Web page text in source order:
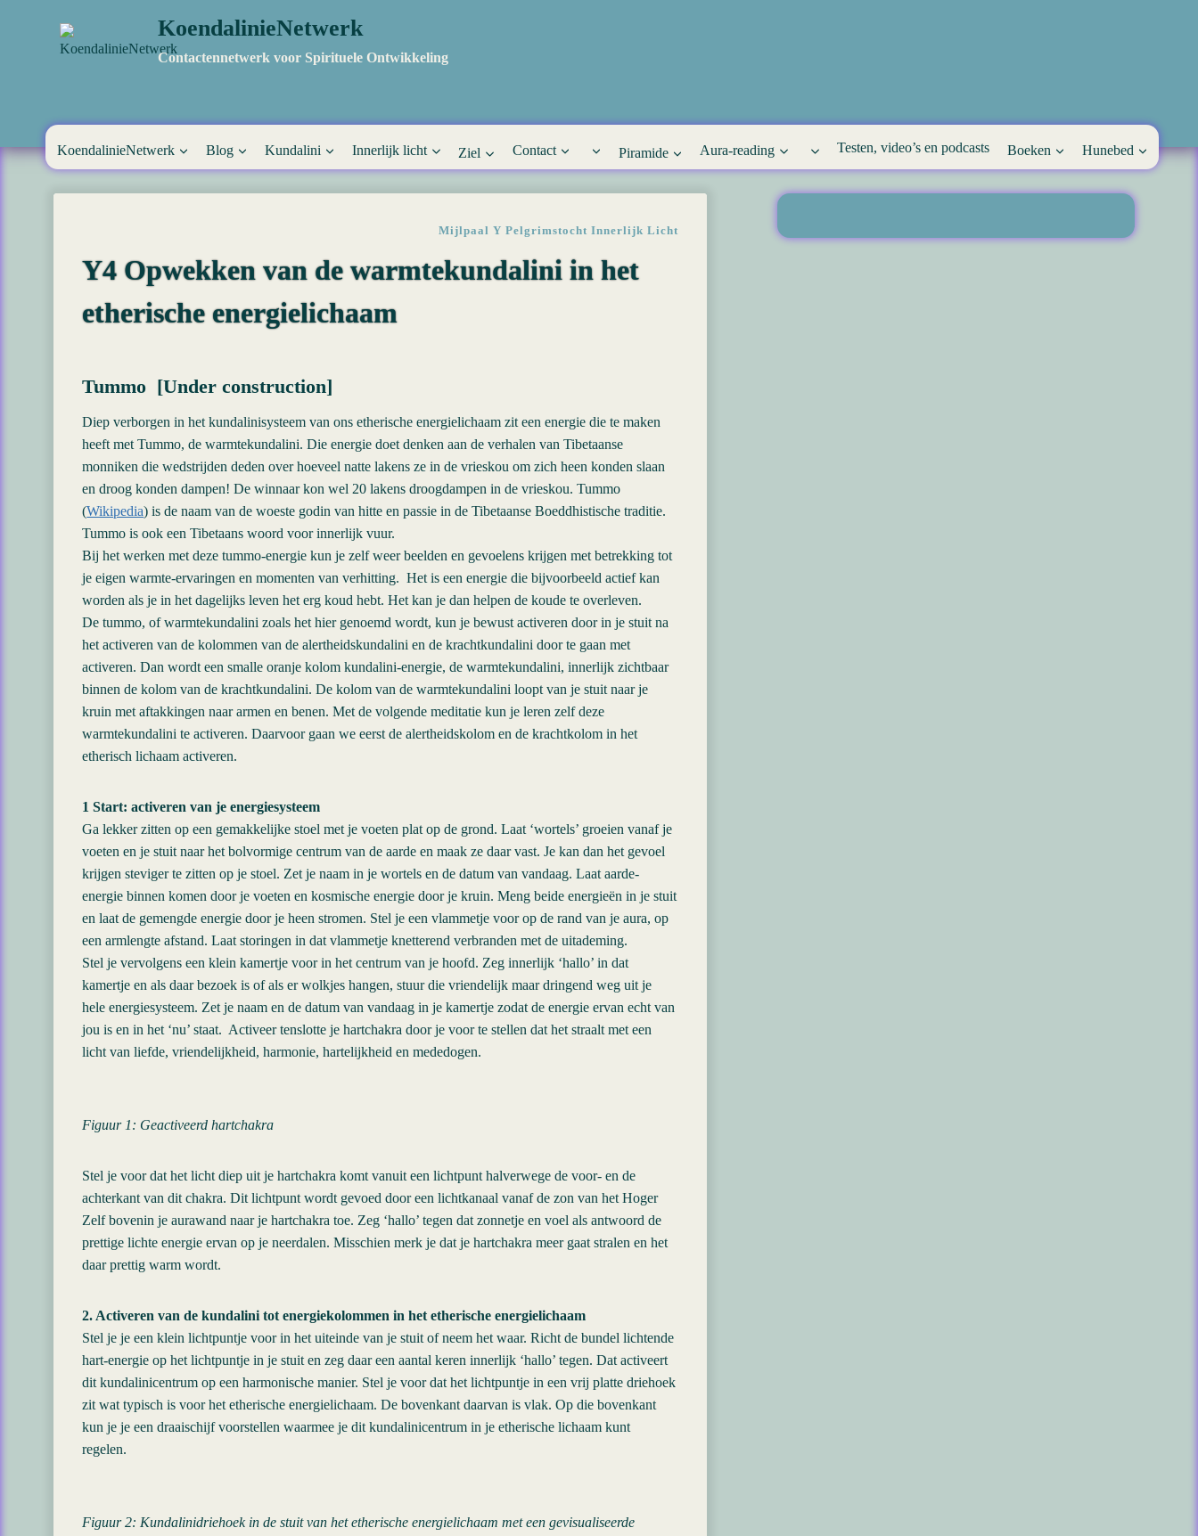
KoendalinieNetwerk
Contactennetwerk voor Spirituele Ontwikkeling
KoendalinieNetwerk Blog Kundalini Innerlijk licht Ziel Contact Piramide Aura-reading Testen, video’s en podcasts Boeken Hunebed
Mijlpaal Y Pelgrimstocht Innerlijk Licht
Y4 Opwekken van de warmtekundalini in het
etherische energielichaam
Tummo [Under construction]
Diep verborgen in het kundalinisysteem van ons etherische energielichaam zit een energie die te maken
heeft met Tummo, de warmtekundalini. Die energie doet denken aan de verhalen van Tibetaanse
monniken die wedstrijden deden over hoeveel natte lakens ze in de vrieskou om zich heen konden slaan
en droog konden dampen! De winnaar kon wel 20 lakens droogdampen in de vrieskou. Tummo
(Wikipedia) is de naam van de woeste godin van hitte en passie in de Tibetaanse Boeddhistische traditie.
Tummo is ook een Tibetaans woord voor innerlijk vuur.
Bij het werken met deze tummo-energie kun je zelf weer beelden en gevoelens krijgen met betrekking tot
je eigen warmte-ervaringen en momenten van verhitting. Het is een energie die bijvoorbeeld actief kan
worden als je in het dagelijks leven het erg koud hebt. Het kan je dan helpen de koude te overleven.
De tummo, of warmtekundalini zoals het hier genoemd wordt, kun je bewust activeren door in je stuit na
het activeren van de kolommen van de alertheidskundalini en de krachtkundalini door te gaan met
activeren. Dan wordt een smalle oranje kolom kundalini-energie, de warmtekundalini, innerlijk zichtbaar
binnen de kolom van de krachtkundalini. De kolom van de warmtekundalini loopt van je stuit naar je
kruin met aftakkingen naar armen en benen. Met de volgende meditatie kun je leren zelf deze
warmtekundalini te activeren. Daarvoor gaan we eerst de alertheidskolom en de krachtkolom in het
etherisch lichaam activeren.
1 Start: activeren van je energiesysteem
Ga lekker zitten op een gemakkelijke stoel met je voeten plat op de grond. Laat ‘wortels’ groeien vanaf je
voeten en je stuit naar het bolvormige centrum van de aarde en maak ze daar vast. Je kan dan het gevoel
krijgen steviger te zitten op je stoel. Zet je naam in je wortels en de datum van vandaag. Laat aarde-
energie binnen komen door je voeten en kosmische energie door je kruin. Meng beide energieën in je stuit
en laat de gemengde energie door je heen stromen. Stel je een vlammetje voor op de rand van je aura, op
een armlengte afstand. Laat storingen in dat vlammetje knetterend verbranden met de uitademing.
Stel je vervolgens een klein kamertje voor in het centrum van je hoofd. Zeg innerlijk ‘hallo’ in dat
kamertje en als daar bezoek is of als er wolkjes hangen, stuur die vriendelijk maar dringend weg uit je
hele energiesysteem. Zet je naam en de datum van vandaag in je kamertje zodat de energie ervan echt van
jou is en in het ‘nu’ staat. Activeer tenslotte je hartchakra door je voor te stellen dat het straalt met een
licht van liefde, vriendelijkheid, harmonie, hartelijkheid en mededogen.
Figuur 1: Geactiveerd hartchakra
Stel je voor dat het licht diep uit je hartchakra komt vanuit een lichtpunt halverwege de voor- en de
achterkant van dit chakra. Dit lichtpunt wordt gevoed door een lichtkanaal vanaf de zon van het Hoger
Zelf bovenin je aurawand naar je hartchakra toe. Zeg ‘hallo’ tegen dat zonnetje en voel als antwoord de
prettige lichte energie ervan op je neerdalen. Misschien merk je dat je hartchakra meer gaat stralen en het
daar prettig warm wordt.
2. Activeren van de kundalini tot energiekolommen in het etherische energielichaam
Stel je je een klein lichtpuntje voor in het uiteinde van je stuit of neem het waar. Richt de bundel lichtende
hart-energie op het lichtpuntje in je stuit en zeg daar een aantal keren innerlijk ‘hallo’ tegen. Dat activeert
dit kundalinicentrum op een harmonische manier. Stel je voor dat het lichtpuntje in een vrij platte driehoek
zit wat typisch is voor het etherische energielichaam. De bovenkant daarvan is vlak. Op die bovenkant
kun je je een draaischijf voorstellen waarmee je dit kundalinicentrum in je etherische lichaam kunt
regelen.
Figuur 2: Kundalinidriehoek in de stuit van het etherische energielichaam met een gevisualiseerde